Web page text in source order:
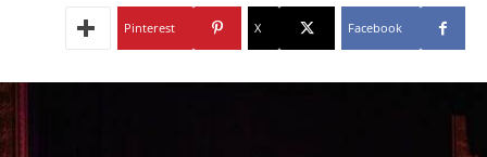
Facebook
X
Pinterest